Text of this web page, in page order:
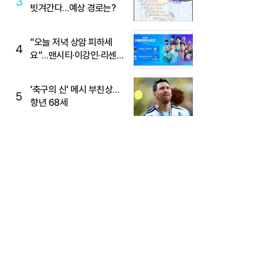
빗겨간다…예상 경로는?
4
"오늘 저녁 상암 피하세
요"…맨시티·이강인·리센느
5
'축구의 신' 메시 부친상…
향년 68세